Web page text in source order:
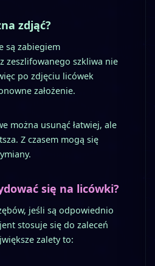
zdjąć?
są zabiegiem
zeszlifowanego szkliwa nie
po zdjęciu licówek
założenie.
można usunąć łatwiej, ale
Z czasem mogą się
się na licówki?
jeśli są odpowiednio
stosuje się do zaleceń
zalety to: